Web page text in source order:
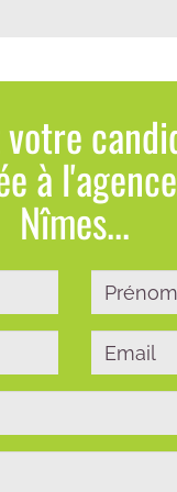
votre
à
Nîmes...
Un travail propre !!!
travail propre !!! Et
agréables. Je